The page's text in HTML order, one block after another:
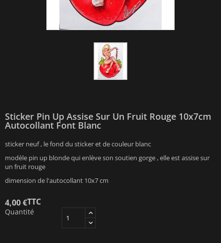
Sticker Pin Up Assise Sur Un Fruit Rouge 10x7cm
Autocollant Font Blanc
sticker neuf , le fond du sticker et de couleur blanc
modèle pin up blonde qui enlève son soutien gorge , elle est assise sur
un fruit rouge
dimension de l'autocollant 10x7 cm
4,00 €TTC
Quantité